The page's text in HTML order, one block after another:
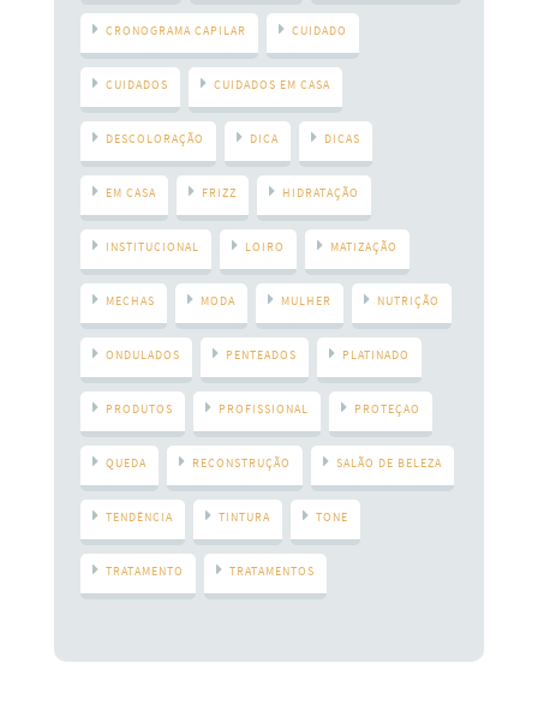
CRONOGRAMA CAPILAR CUIDADO
CUIDADOS CUIDADOS EM CASA
DESCOLORAÇÃO DICA DICAS
EM CASA FRIZZ HIDRATAÇÃO
INSTITUCIONAL LOIRO MATIZAÇÃO
MECHAS MODA MULHER NUTRIÇÃO
ONDULADOS PENTEADOS PLATINADO
PRODUTOS PROFISSIONAL PROTEÇAO
QUEDA RECONSTRUÇÃO SALÃO DE BELEZA
TENDÊNCIA TINTURA TONE
TRATAMENTO TRATAMENTOS